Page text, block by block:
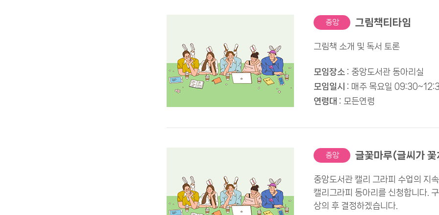
중앙 그림책티타임
그림책 소개 및 독서 토론
모임장소 : 중앙도서관 동아리실
모임일시 : 매주 목요일
연령대 : 모든연령
중앙 글꽃마루(글씨가
중앙도서관 캘리 그라피 수업의 지
캘리그라피 동아리를 신청합니다.
상의 후 결정하겠습니다.